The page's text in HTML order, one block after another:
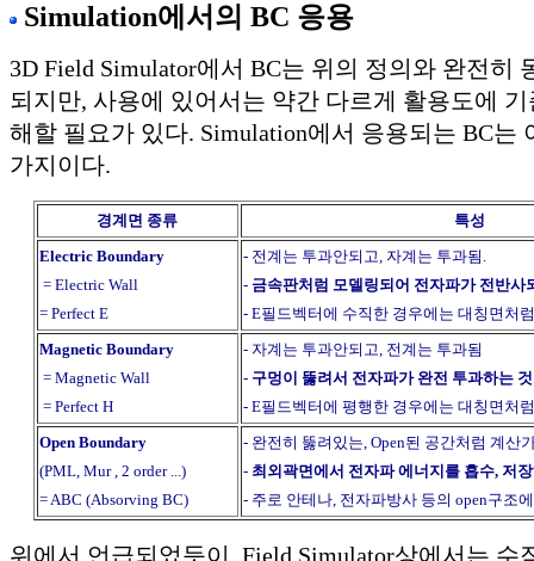
Simulation에서의 BC 응용
3D Field Simulator에서 BC는 위의 정의와 완전히
되지만, 사용에 있어서는 약간 다르게 활용도에
해할 필요가 있다. Simulation에서 응용되는 BC는
가지이다.
경계면 종류
특성
Electric Boundary
= Electric Wall
= Perfect E
- 전계는 투과안되고, 자계는 투과됨.
-금속판처럼 모델링되어 전자파가 전반사
- E필드벡터에 수직한 경우에는 대칭면처
Magnetic Boundary
= Magnetic Wall
= Perfect H
- 자계는 투과안되고, 전계는 투과됨
- 구멍이 뚫려서 전자파가 완전 투과하는
- E필드벡터에 평행한 경우에는 대칭면처
Open Boundary
(PML, Mur , 2 order ...)
= ABC (Absorving BC)
- 완전히 뚫려있는, Open된 공간처럼 계산
- 최외곽면에서 전자파 에너지를 흡수, 저
- 주로 안테나, 전자파방사 등의 open구조
위에서 언급되었듯이, Field Simulator상에서는 수